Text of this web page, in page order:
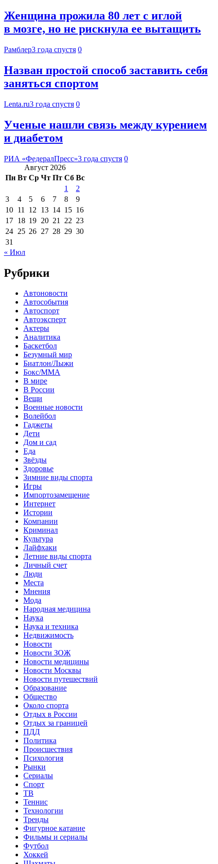
Женщина прожила 80 лет с иглой
в мозге, но не рискнула ее вытащить
Рамблер3 года спустя 0
Назван простой способ заставить себя
заняться спортом
Lenta.ru3 года спустя 0
Ученые нашли связь между курением
и диабетом
РИА «ФедералПресс»3 года спустя 0
Август 2026
Пн Вт Ср Чт Пт Сб Вс
1
2
3
4 5 6 7 8
9
10 11 12 13 14 15 16
17 18 19 20 21 22 23
24 25 26 27 28 29 30
31
« Июл
Рубрики
Автоновости
Автособытия
Автоспорт
Автоэксперт
Актеры
Аналитика
Баскетбол
Безумный мир
Биатлон/Лыжи
Бокс/MMA
В мире
В России
Вещи
Военные новости
Волейбол
Гаджеты
Дети
Дом и сад
Еда
Звёзды
Здоровье
Зимние виды спорта
Игры
Импортозамещение
Интернет
Истории
Компании
Криминал
Культура
Лайфхаки
Летние виды спорта
Личный счет
Люди
Места
Мнения
Мода
Народная медицина
Наука
Наука и техника
Недвижимость
Новости
Новости ЗОЖ
Новости медицины
Новости Москвы
Новости путешествий
Образование
Общество
Около спорта
Отдых в России
Отдых за границей
ПДД
Политика
Происшествия
Психология
Рынки
Сериалы
Спорт
ТВ
Теннис
Технологии
Тренды
Фигурное катание
Фильмы и сериалы
Футбол
Хоккей